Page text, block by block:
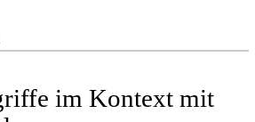
im Kontext mit